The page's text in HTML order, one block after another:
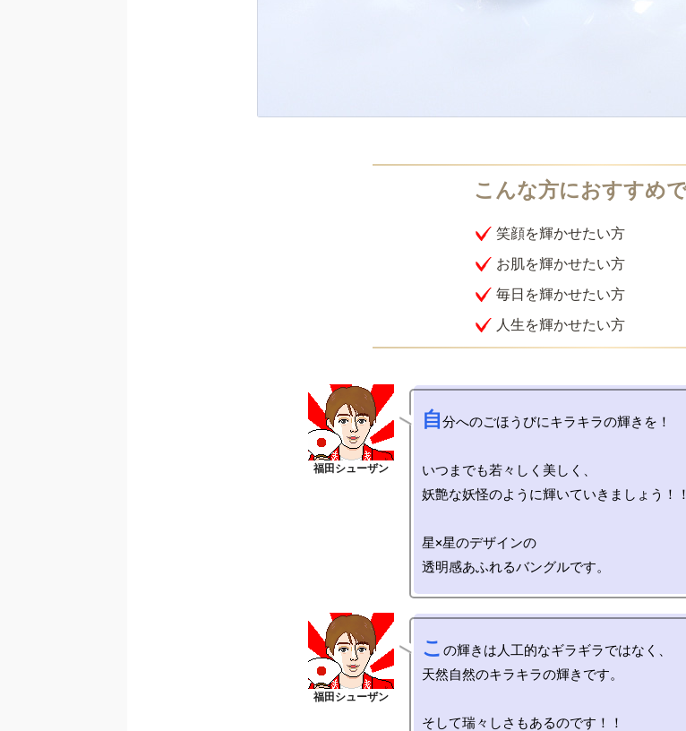
笑顔を輝かせたい方
お肌を輝かせたい方
毎日を輝かせたい方
人生を輝かせたい方
自分へのごほうびにキラキラの輝きを！
いつまでも若々しく美しく、
妖艶な妖怪のように輝いていきましょう！！
星×星のデザインの
こ の輝きは人工的なギラギラではなく、
天然自然のキラキラの輝きです。
そして瑞々しさもあるのです！！